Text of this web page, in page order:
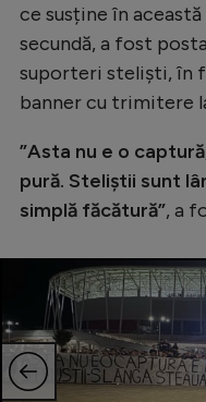
Tenis
Natație
Formula
Auto
Rugby
Ciclism
ce susține în
secundă, a fost
suporteri steliști, în
banner cu trimitere
”Asta nu e o
pură. Steliștii sunt
simplă făcătură”, a